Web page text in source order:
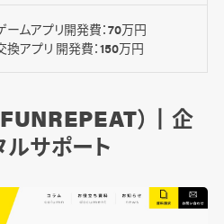
ームアプリ開発費：70万円
換アプリ 開発費：150万円
）丨企
サポート